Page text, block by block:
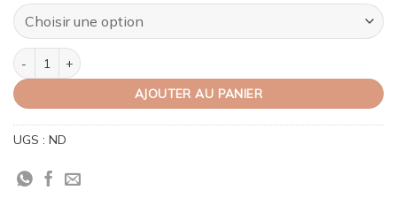
quantité de Gant pour le travail du sucre
AJOUTER AU PANIER
UGS : ND